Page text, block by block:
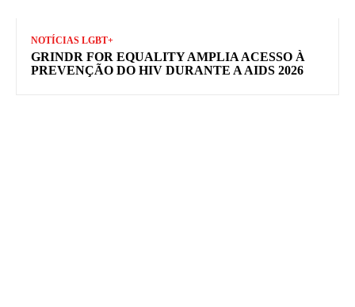
NOTÍCIAS LGBT+
GRINDR FOR EQUALITY AMPLIA ACESSO À
PREVENÇÃO DO HIV DURANTE A AIDS 2026